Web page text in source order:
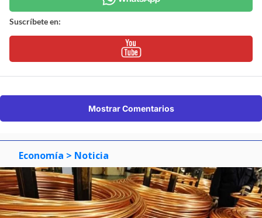
Suscríbete en:
Mostrar Comentarios
Economía > Noticia